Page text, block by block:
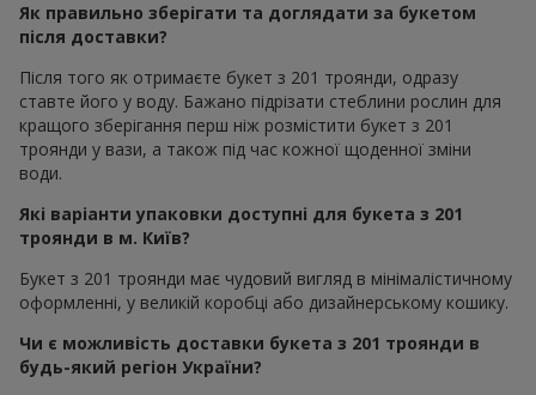
Як правильно зберігати та доглядати за букетом
після доставки?
Після того як отримаєте букет з 201 троянди, одразу
ставте його у воду. Бажано підрізати стеблини рослин для
кращого зберігання перш ніж розмістити букет з 201
троянди у вази, а також під час кожної щоденної зміни
води.
Які варіанти упаковки доступні для букета з 201
троянди в м. Київ?
Букет з 201 троянди має чудовий вигляд в мінімалістичному
оформленні, у великій коробці або дизайнерському кошику.
Чи є можливість доставки букета з 201 троянди в
будь-який регіон України?